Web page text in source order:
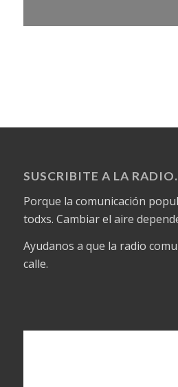
SUSCRIBITE A LA RADIO.
Porque la comunicación
todxs. Cambiar el aire
Ayudanos a que la radio
calle.